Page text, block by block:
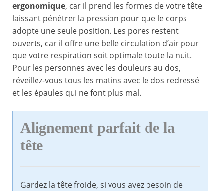
ergonomique, car il prend les formes de votre tête
laissant pénétrer la pression pour que le corps
adopte une seule position. Les pores restent
ouverts, car il offre une belle circulation d’air pour
que votre respiration soit optimale toute la nuit.
Pour les personnes avec les douleurs au dos,
réveillez-vous tous les matins avec le dos redressé
et les épaules qui ne font plus mal.
Alignement parfait de la
tête
Gardez la tête froide, si vous avez besoin de